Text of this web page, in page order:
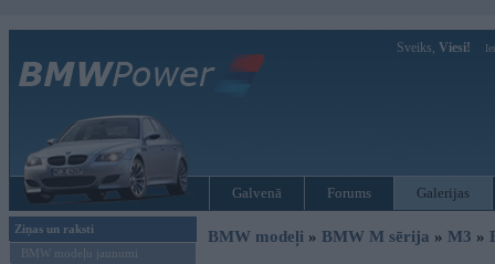
Sveiks, Viesi!
Galvenā Forums Galerijas
Ziņas un raksti
BMW modeļu jaunumi
BMW modeļi » BMW M sērija » M3 »